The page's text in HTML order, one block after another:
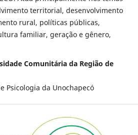
territorial, desenvolvimento
rural, políticas públicas,
familiar, geração e gênero,
Comunitária da Região de
Psicologia da Unochapecó